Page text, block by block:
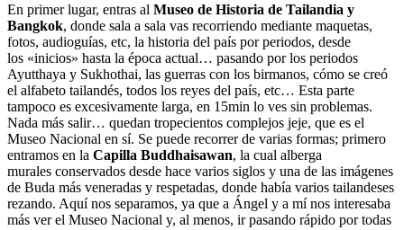
En primer lugar, entras al Museo de Historia de Tailandia y
Bangkok, donde sala a sala vas recorriendo mediante maquetas,
fotos, audioguías, etc, la historia del país por periodos, desde
los «inicios» hasta la época actual… pasando por los periodos
Ayutthaya y Sukhothai, las guerras con los birmanos, cómo se creó
el alfabeto tailandés, todos los reyes del país, etc… Esta parte
tampoco es excesivamente larga, en 15min lo ves sin problemas.
Nada más salir… quedan tropecientos complejos jeje, que es el
Museo Nacional en sí. Se puede recorrer de varias formas; primero
entramos en la Capilla Buddhaisawan, la cual alberga
murales conservados desde hace varios siglos y una de las imágenes
de Buda más veneradas y respetadas, donde había varios tailandeses
rezando. Aquí nos separamos, ya que a Ángel y a mí nos interesaba
más ver el Museo Nacional y, al menos, ir pasando rápido por todas